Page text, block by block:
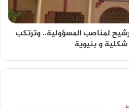
لمناصب المسؤولية.. وترتكب
و بنيوية